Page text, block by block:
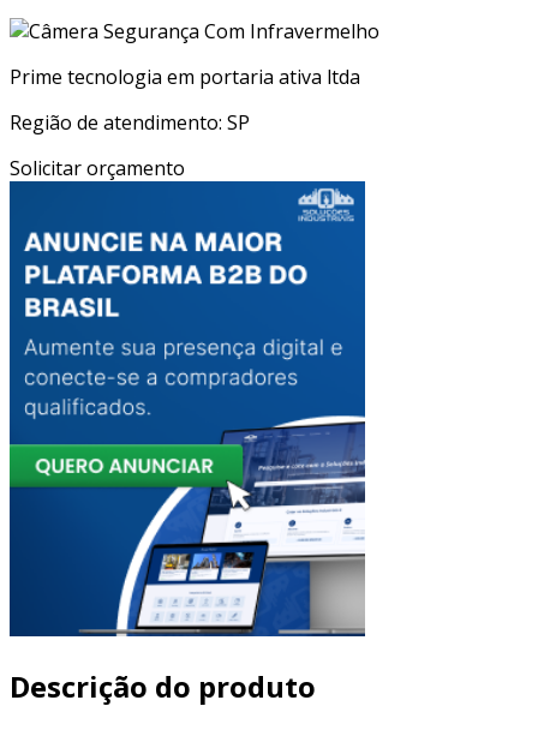
Prime tecnologia em portaria ativa ltda
Região de atendimento: SP
Solicitar orçamento
Descrição do produto